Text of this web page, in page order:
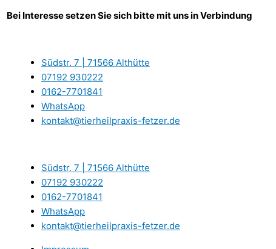
Bei Interesse setzen Sie sich bitte mit uns in Verbindung
Südstr. 7 | 71566 Althütte
07192 930222
0162-7701841
WhatsApp
kontakt@tierheilpraxis-fetzer.de
Südstr. 7 | 71566 Althütte
07192 930222
0162-7701841
WhatsApp
kontakt@tierheilpraxis-fetzer.de